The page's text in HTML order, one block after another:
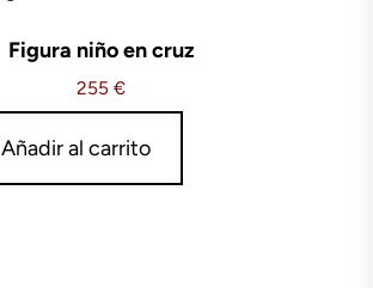
Figura niño en cruz
255 €
Añadir al carrito